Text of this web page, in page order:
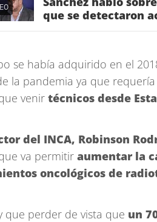
que se detectaron
se había adquirido en el
la pandemia ya que
venir técnicos desde
del INCA, Robinson
va permitir aumentar la
oncológicos de
que perder de vista que un